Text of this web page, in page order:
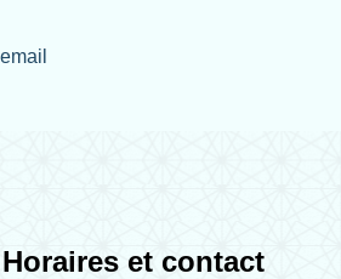
Horaires et contact